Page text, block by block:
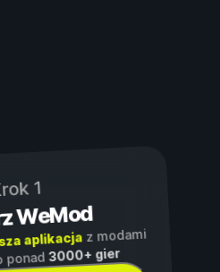
1
WeMod
aplikacjaz modami
ponad3000+ gier